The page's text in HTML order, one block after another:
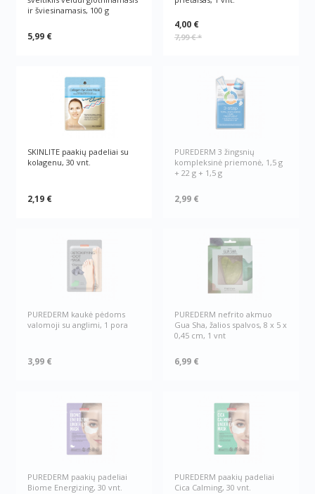
ir šviesinamasis, 100 g
5,99 €
4,00 €
7,99 €*
SKINLITE paakių padeliai su
kolagenu, 30 vnt.
2,19 €
PUREDERM 3 žingsnių
kompleksinė priemonė, 1,5 g
+ 22 g + 1,5 g
2,99 €
PUREDERM kaukė pėdoms
valomoji su anglimi, 1 pora
3,99 €
PUREDERM nefrito akmuo
Gua Sha, žalios spalvos, 8 x 5 x
0,45 cm, 1 vnt
6,99 €
PUREDERM paakių padeliai
Biome Energizing, 30 vnt.
PUREDERM paakių padeliai
Cica Calming, 30 vnt.